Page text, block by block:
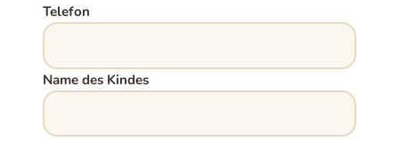
Telefon
Name des Kindes